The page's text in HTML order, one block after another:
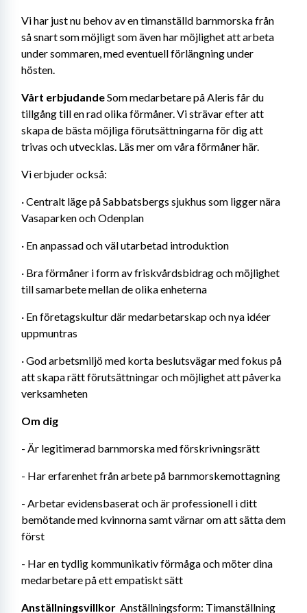
Vi har just nu behov av en timanställd barnmorska från
så snart som möjligt som även har möjlighet att arbeta
under sommaren, med eventuell förlängning under
hösten.
Vårt erbjudande Som medarbetare på Aleris får du
tillgång till en rad olika förmåner. Vi strävar efter att
skapa de bästa möjliga förutsättningarna för dig att
trivas och utvecklas. Läs mer om våra förmåner här.
Vi erbjuder också:
· Centralt läge på Sabbatsbergs sjukhus som ligger nära
Vasaparken och Odenplan
· En anpassad och väl utarbetad introduktion
· Bra förmåner i form av friskvårdsbidrag och möjlighet
till samarbete mellan de olika enheterna
· En företagskultur där medarbetarskap och nya idéer
uppmuntras
· God arbetsmiljö med korta beslutsvägar med fokus på
att skapa rätt förutsättningar och möjlighet att påverka
verksamheten
Om dig
- Är legitimerad barnmorska med förskrivningsrätt
- Har erfarenhet från arbete på barnmorskemottagning
- Arbetar evidensbaserat och är professionell i ditt
bemötande med kvinnorna samt värnar om att sätta dem
först
- Har en tydlig kommunikativ förmåga och möter dina
medarbetare på ett empatiskt sätt
Anställningsvillkor Anställningsform: Timanställning